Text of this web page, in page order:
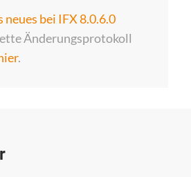
neues bei IFX 8.0.6.0
Änderungsprotokoll
.